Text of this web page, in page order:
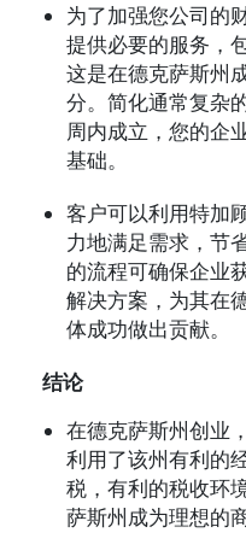
为了加强您公司的
提供必要的服务，
这是在德克萨斯州
分。简化通常复杂
周内成立，您的企
基础。
客户可以利用特加
力地满足需求，节
的流程可确保企业
解决方案，为其在
体成功做出贡献。
结论
在德克萨斯州创业
利用了该州有利的
税，有利的税收环
萨斯州成为理想的